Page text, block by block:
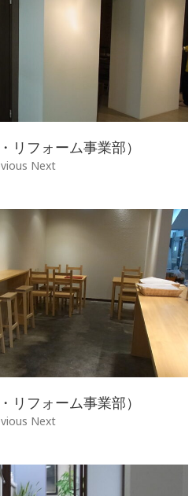
リフォーム事業部）
Next
リフォーム事業部）
Next